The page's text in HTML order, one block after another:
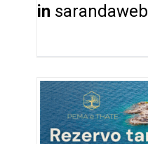
in sarandaweb